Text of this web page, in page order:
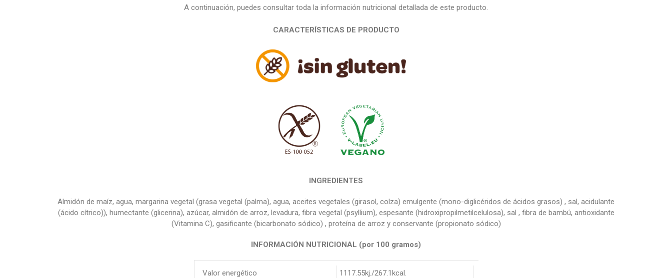
A continuación, puedes consultar toda la información nutricional detallada de este producto.
CARACTERÍSTICAS DE PRODUCTO
INGREDIENTES
Almidón de maíz, agua, margarina vegetal (grasa vegetal (palma), agua, aceites vegetales (girasol, colza) emulgente (mono-diglicéridos de ácidos grasos) , sal, acidulante
(ácido cítrico)), humectante (glicerina), azúcar, almidón de arroz, levadura, fibra vegetal (psyllium), espesante (hidroxipropilmetilcelulosa), sal , fibra de bambú, antioxidante
(Vitamina C), gasificante (bicarbonato sódico) , proteína de arroz y conservante (propionato sódico)
INFORMACIÓN NUTRICIONAL (por 100 gramos)
Valor energético
1117.55kj./267.1kcal.